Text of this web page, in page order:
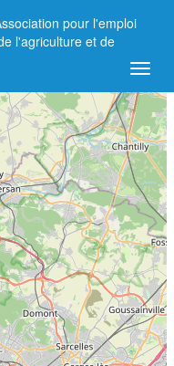
pour l'emploi
l'agriculture et de